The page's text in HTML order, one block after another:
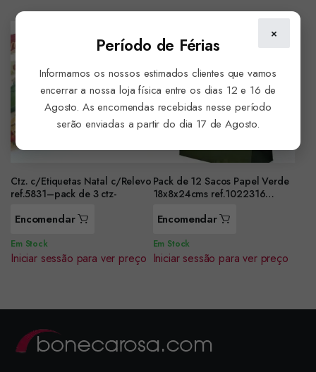
Ctz. c/Etiquetas Natal c/Relevo
ref.5831–pack de 3 ctz-
Encomendar
Em Stock
Iniciar sessão para ver preço
Pack de 12 Sacos Papel Verde
18x8x24cms ref.1022316
Encomendar
Em Stock
Iniciar sessão para ver preço
×
Período de Férias
Informamos os nossos estimados clientes que vamos
encerrar a nossa loja física entre os dias 12 e 16 de
Agosto. As encomendas recebidas nesse período
serão enviadas a partir do dia 17 de Agosto.